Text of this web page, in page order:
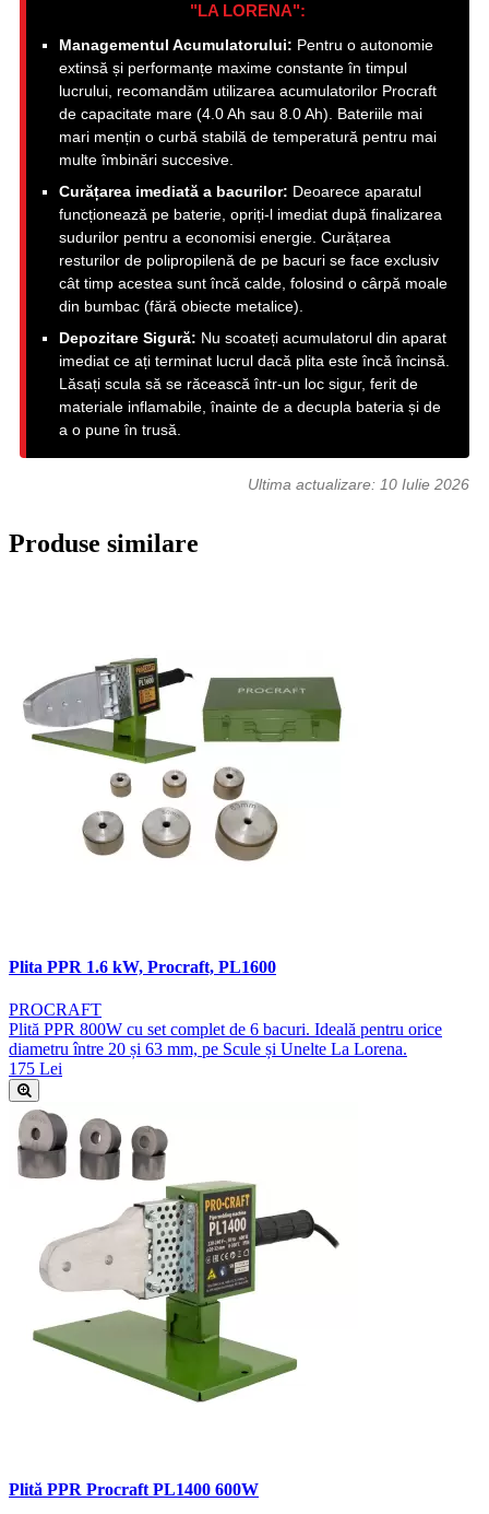
"LA LORENA":
Managementul Acumulatorului: Pentru o autonomie
extinsă și performanțe maxime constante în timpul
lucrului, recomandăm utilizarea acumulatorilor Procraft
de capacitate mare (4.0 Ah sau 8.0 Ah). Bateriile mai
mari mențin o curbă stabilă de temperatură pentru mai
multe îmbinări succesive.
Curățarea imediată a bacurilor: Deoarece aparatul
funcționează pe baterie, opriți-l imediat după finalizarea
sudurilor pentru a economisi energie. Curățarea
resturilor de polipropilenă de pe bacuri se face exclusiv
cât timp acestea sunt încă calde, folosind o cârpă moale
din bumbac (fără obiecte metalice).
Depozitare Sigură: Nu scoateți acumulatorul din aparat
imediat ce ați terminat lucrul dacă plita este încă încinsă.
Lăsați scula să se răcească într-un loc sigur, ferit de
materiale inflamabile, înainte de a decupla bateria și de
a o pune în trusă.
Ultima actualizare: 10 Iulie 2026
Produse similare
Plita PPR 1.6 kW, Procraft, PL1600
PROCRAFT
Plită PPR 800W cu set complet de 6 bacuri. Ideală pentru orice
diametru între 20 și 63 mm, pe Scule și Unelte La Lorena.
175 Lei
Plită PPR Procraft PL1400 600W